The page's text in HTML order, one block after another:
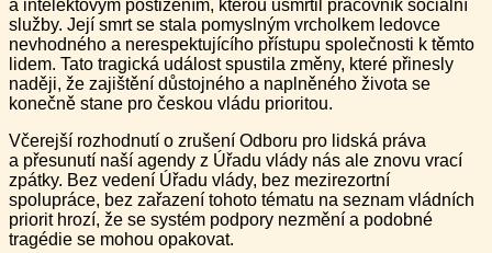
a intelektovým postižením, kterou usmrtil pracovník sociální
služby. Její smrt se stala pomyslným vrcholkem ledovce
nevhodného a nerespektujícího přístupu společnosti k těmto
lidem. Tato tragická událost spustila změny, které přinesly
naději, že zajištění důstojného a naplněného života se
konečně stane pro českou vládu prioritou.
Včerejší rozhodnutí o zrušení Odboru pro lidská práva
a přesunutí naší agendy z Úřadu vlády nás ale znovu vrací
zpátky. Bez vedení Úřadu vlády, bez mezirezortní
spolupráce, bez zařazení tohoto tématu na seznam vládních
priorit hrozí, že se systém podpory nezmění a podobné
tragédie se mohou opakovat.